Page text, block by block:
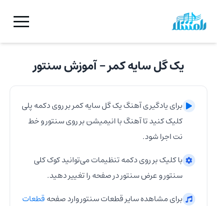
یک گل سایه کمر- آموزشسنتور
برای یادگیری آهنگیک گل سایه کمربر روی دکمه پلی
کلیک کنید تا آهنگ با انیمیشن بر رویسنتورو خط
نت اجرا شود.
با کلیک بر روی دکمه تنظیمات می‌توانید کوک کلی
سنتورو عرضسنتوردر صفحه را تغییر دهید.
برای مشاهده سایر قطعاتسنتوروارد صفحهقطعات